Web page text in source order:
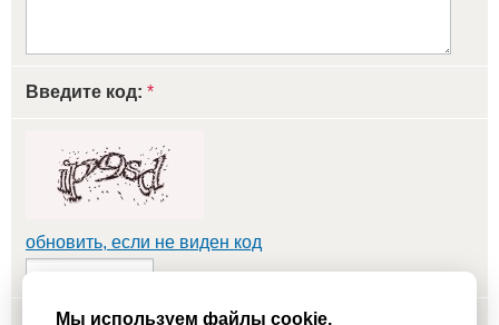
Введите код: *
обновить, если не виден код
Мы используем файлы cookie,